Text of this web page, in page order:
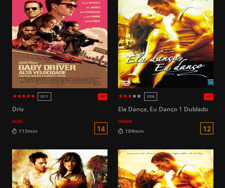
HD
2022 2024
112min L 113min
Driv
AÇÃO
Ela Dança, Eu Danço 1 Dublado
DRAMA